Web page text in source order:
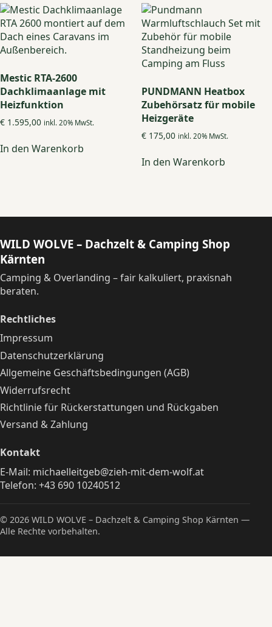
auf.
der
Mestic RTA-2600
Dachklimaanlage mit
Heizfunktion
€ 1.595,00 inkl. 20% MwSt.
In den Warenkorb
PUNDMANN Heatbox
Zubehörsatz für mobile
Heizgeräte
€175,00 inkl. 20% MwSt.
In den Warenkorb
WILD WOLVE – Dachzelt & Camping Shop
Kärnten
Camping & Overlanding – fair kalkuliert, praxisnah
beraten.
Rechtliches
Impressum
Datenschutzerklärung
Allgemeine Geschäftsbedingungen (AGB)
Widerrufsrecht
Richtlinie für Rückerstattungen und Rückgaben
Versand & Zahlung
Kontakt
E-Mail: michaelleitgeb@zieh-mit-dem-wolf.at
Telefon: +43 690 10240512
© 2026 WILD WOLVE – Dachzelt & Camping Shop Kärnten —
Alle Rechte vorbehalten.